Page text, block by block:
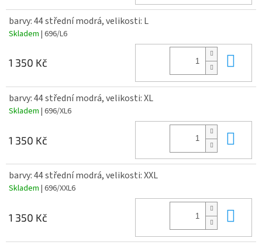
barvy: 44 střední modrá, velikosti: L
Skladem | 696/L6
1 350 Kč
barvy: 44 střední modrá, velikosti: XL
Skladem | 696/XL6
1 350 Kč
barvy: 44 střední modrá, velikosti: XXL
Skladem | 696/XXL6
1 350 Kč